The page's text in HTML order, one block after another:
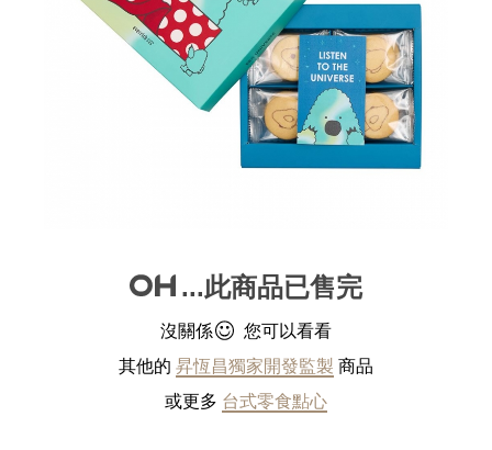
...此商品已售完
沒關係
您可以看看
其他的 昇恆昌獨家開發監製 商品
或更多 台式零食點心